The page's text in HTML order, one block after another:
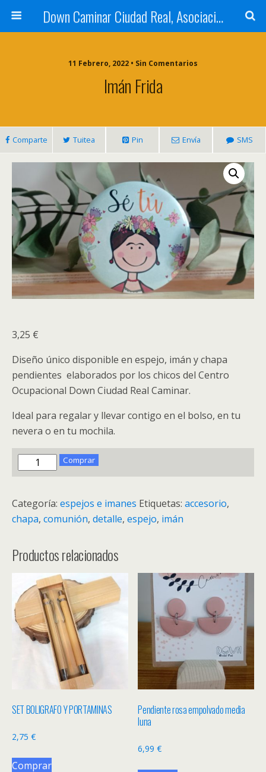
Down Caminar Ciudad Real, Asociación Síndrome de Down
11 Febrero, 2022 • Sin Comentarios
Imán Frida
Comparte Tuitea Pin Envía SMS
3,25 €
Diseño único disponible en espejo, imán y chapa
pendientes elaborados por los chicos del Centro
Ocupacional Down Ciudad Real Caminar.
Ideal para regalar y llevar contigo en el bolso, en tu
nevera o en tu mochila.
Imán
Frida
Comprar
Categoría: espejos e imanes Etiquetas: accesorio,
chapa, comunión, detalle, espejo, imán
Productos relacionados
SET BOLIGRAFO Y PORTAMINAS
2,75 €
Comprar
Pendiente rosa empolvado media
luna
6,99€